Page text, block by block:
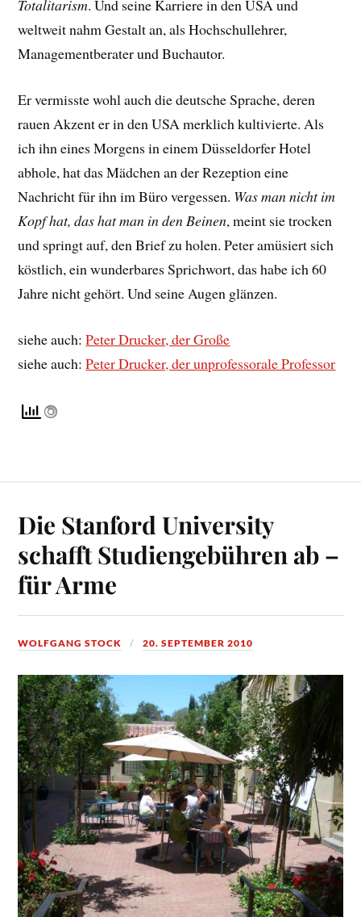
Totalitarism. Und seine Karriere in den USA und
weltweit nahm Gestalt an, als Hochschullehrer,
Managementberater und Buchautor.
Er vermisste wohl auch die deutsche Sprache, deren
rauen Akzent er in den USA merklich kultivierte. Als
ich ihn eines Morgens in einem Düsseldorfer Hotel
abhole, hat das Mädchen an der Rezeption eine
Nachricht für ihn im Büro vergessen. Was man nicht im
Kopf hat, das hat man in den Beinen, meint sie trocken
und springt auf, den Brief zu holen. Peter amüsiert sich
köstlich, ein wunderbares Sprichwort, das habe ich 60
Jahre nicht gehört. Und seine Augen glänzen.
siehe auch:Peter Drucker, der Große
siehe auch:Peter Drucker, der unprofessorale Professor
Die Stanford University
schafft Studiengebühren ab –
für Arme
WOLFGANG STOCK 20. SEPTEMBER 2010